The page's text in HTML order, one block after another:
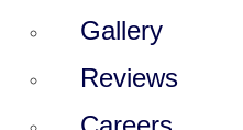
Gallery
Reviews